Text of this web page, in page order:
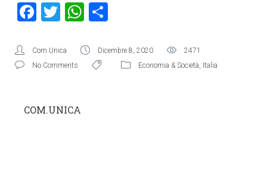
Facebook
TwitterWhatsApp
Com.Unica Dicembre 8, 2020
2471
No Comments
Economia & Società, Italia
COM.UNICA